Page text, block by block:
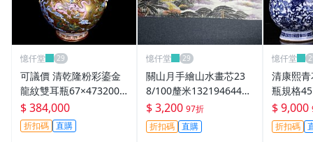
憶仟堂
可議價 清乾隆粉彩鎏金
龍紋雙耳瓶67×4732000
166609官窯、民窯、禦
窯
$ 384,000
折扣碼 直購
憶仟堂
關山月手繪山水畫芯23
8/100釐米132194644古
玩 收藏 擺件
$ 3,200 97折
折扣碼 直購
憶仟堂
清康熙
瓶規格
窯、禦窯
$ 9,000
折扣碼